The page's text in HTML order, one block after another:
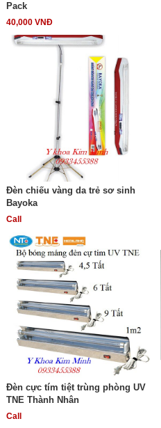
Pack
40,000 VNĐ
Đèn chiếu vàng da trẻ sơ sinh
Bayoka
Call
Đèn cực tím tiệt trùng phòng UV
TNE Thành Nhân
Call